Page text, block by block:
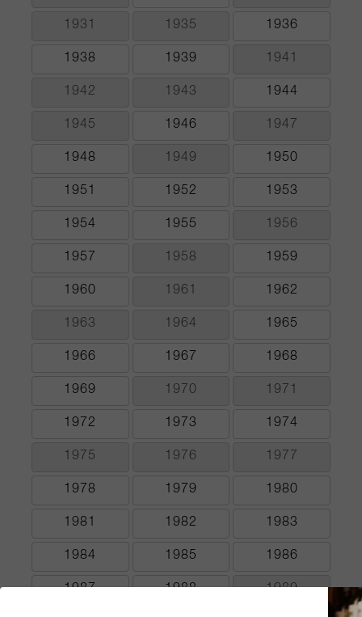
1931 1935 1936
1938 1939 1941
1942 1943 1944
1945 1946 1947
1948 1949 1950
1951 1952 1953
1954 1955 1956
1957 1958 1959
1960 1961 1962
1963 1964 1965
1966 1967 1968
1969 1970 1971
1972 1973 1974
1975 1976 1977
1978 1979 1980
1981 1982 1983
1984 1985 1986
1987 1988 1989